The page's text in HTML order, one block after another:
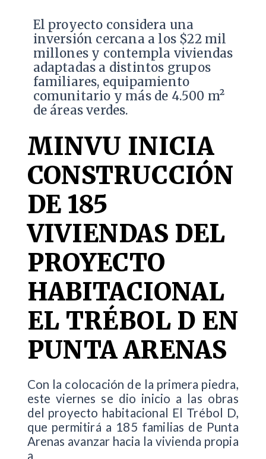
El proyecto considera una
inversión cercana a los $22 mil
millones y contempla viviendas
adaptadas a distintos grupos
familiares, equipamiento
comunitario y más de 4.500 m²
de áreas verdes.
MINVU INICIA
CONSTRUCCIÓN
DE 185
VIVIENDAS DEL
PROYECTO
HABITACIONAL
EL TRÉBOL D EN
PUNTA ARENAS
Con la colocación de la primera piedra,
este viernes se dio inicio a las obras
del proyecto habitacional El Trébol D,
que permitirá a 185 familias de Punta
Arenas avanzar hacia la vivienda propia
a